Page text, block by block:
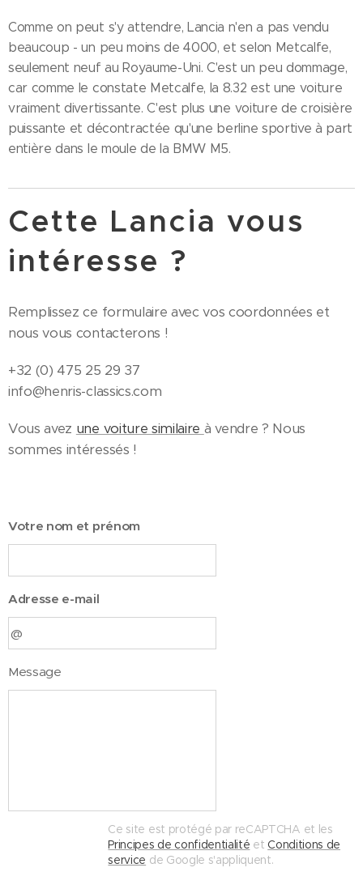
Comme on peut s'y attendre, Lancia n'en a pas vendu
beaucoup - un peu moins de 4000, et selon Metcalfe,
seulement neuf au Royaume-Uni. C'est un peu dommage,
car comme le constate Metcalfe, la 8.32 est une voiture
vraiment divertissante. C'est plus une voiture de croisière
puissante et décontractée qu'une berline sportive à part
entière dans le moule de la BMW M5.
Cette Lancia vous
intéresse ?
Remplissez ce formulaire avec vos coordonnées et
nous vous contacterons !
+32 (0) 475 25 29 37
info@henris-classics.com
Vous avez une voiture similaire à vendre ? Nous
sommes intéressés !
Votre nom et prénom
Adresse e-mail
Message
Ce site est protégé par reCAPTCHA et les
Principes de confidentialité et Conditions de
service de Google s'appliquent.